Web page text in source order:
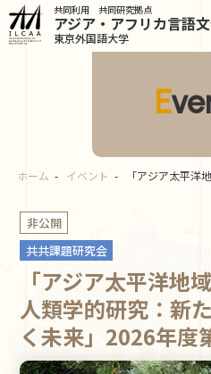
共同利用 共同研究拠点
アジア・アフリカ言語
東京外国語大学
ホーム イベント 「アジア太平
非公開
共共課題研究会
「アジア太平洋地
人類学的研究：新
く未来」2026年度